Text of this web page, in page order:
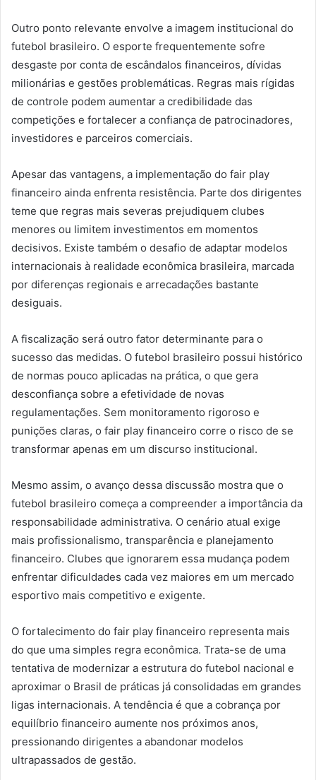
Outro ponto relevante envolve a imagem institucional do
futebol brasileiro. O esporte frequentemente sofre
desgaste por conta de escândalos financeiros, dívidas
milionárias e gestões problemáticas. Regras mais rígidas
de controle podem aumentar a credibilidade das
competições e fortalecer a confiança de patrocinadores,
investidores e parceiros comerciais.
Apesar das vantagens, a implementação do fair play
financeiro ainda enfrenta resistência. Parte dos dirigentes
teme que regras mais severas prejudiquem clubes
menores ou limitem investimentos em momentos
decisivos. Existe também o desafio de adaptar modelos
internacionais à realidade econômica brasileira, marcada
por diferenças regionais e arrecadações bastante
desiguais.
A fiscalização será outro fator determinante para o
sucesso das medidas. O futebol brasileiro possui histórico
de normas pouco aplicadas na prática, o que gera
desconfiança sobre a efetividade de novas
regulamentações. Sem monitoramento rigoroso e
punições claras, o fair play financeiro corre o risco de se
transformar apenas em um discurso institucional.
Mesmo assim, o avanço dessa discussão mostra que o
futebol brasileiro começa a compreender a importância da
responsabilidade administrativa. O cenário atual exige
mais profissionalismo, transparência e planejamento
financeiro. Clubes que ignorarem essa mudança podem
enfrentar dificuldades cada vez maiores em um mercado
esportivo mais competitivo e exigente.
O fortalecimento do fair play financeiro representa mais
do que uma simples regra econômica. Trata-se de uma
tentativa de modernizar a estrutura do futebol nacional e
aproximar o Brasil de práticas já consolidadas em grandes
ligas internacionais. A tendência é que a cobrança por
equilíbrio financeiro aumente nos próximos anos,
pressionando dirigentes a abandonar modelos
ultrapassados de gestão.